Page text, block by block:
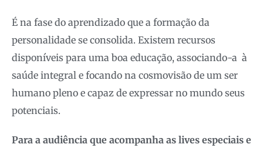
É na fase do aprendizado que a formação da
personalidade se consolida. Existem recursos
disponíveis para uma boa educação, associando-a à
saúde integral e focando na cosmovisão de um ser
humano pleno e capaz de expressar no mundo seus
potenciais.
Para a audiência que acompanha as lives especiais e